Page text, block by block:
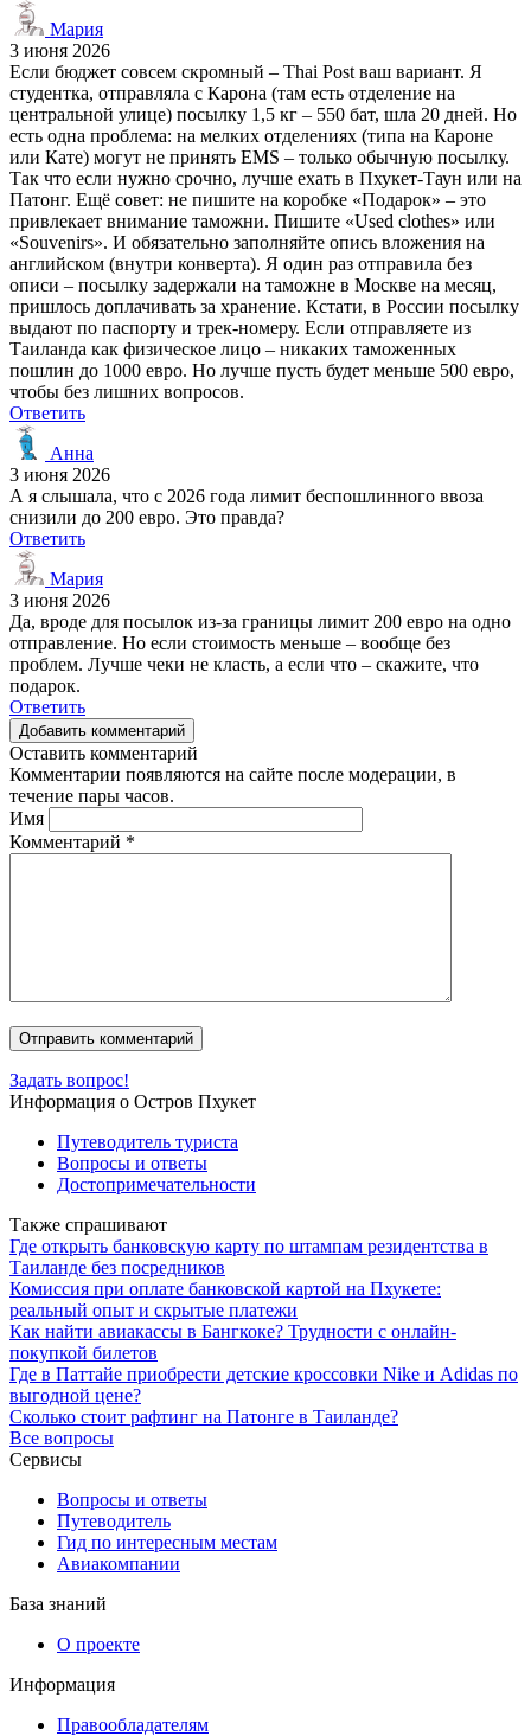
Мария
3 июня 2026
Если бюджет совсем скромный – Thai Post ваш вариант. Я
студентка, отправляла с Карона (там есть отделение на
центральной улице) посылку 1,5 кг – 550 бат, шла 20 дней. Но
есть одна проблема: на мелких отделениях (типа на Кароне
или Кате) могут не принять EMS – только обычную посылку.
Так что если нужно срочно, лучше ехать в Пхукет-Таун или на
Патонг. Ещё совет: не пишите на коробке «Подарок» – это
привлекает внимание таможни. Пишите «Used clothes» или
«Souvenirs». И обязательно заполняйте опись вложения на
английском (внутри конверта). Я один раз отправила без
описи – посылку задержали на таможне в Москве на месяц,
пришлось доплачивать за хранение. Кстати, в России посылку
выдают по паспорту и трек-номеру. Если отправляете из
Таиланда как физическое лицо – никаких таможенных
пошлин до 1000 евро. Но лучше пусть будет меньше 500 евро,
чтобы без лишних вопросов.
Ответить
Анна
3 июня 2026
А я слышала, что с 2026 года лимит беспошлинного ввоза
снизили до 200 евро. Это правда?
Ответить
Мария
3 июня 2026
Да, вроде для посылок из-за границы лимит 200 евро на одно
отправление. Но если стоимость меньше – вообще без
проблем. Лучше чеки не класть, а если что – скажите, что
подарок.
Ответить
Добавить комментарий
Оставить комментарий
Комментарии появляются на сайте после модерации, в
течение пары часов.
Имя
Комментарий *
Задать вопрос!
Информация о Остров Пхукет
Путеводитель туриста
Вопросы и ответы
Достопримечательности
Также спрашивают
Где открыть банковскую карту по штампам резидентства в
Таиланде без посредников
Комиссия при оплате банковской картой на Пхукете:
реальный опыт и скрытые платежи
Как найти авиакассы в Бангкоке? Трудности с онлайн-
покупкой билетов
Где в Паттайе приобрести детские кроссовки Nike и Adidas по
выгодной цене?
Сколько стоит рафтинг на Патонге в Таиланде?
Все вопросы
Сервисы
Вопросы и ответы
Путеводитель
Гид по интересным местам
Авиакомпании
База знаний
О проекте
Информация
Правообладателям